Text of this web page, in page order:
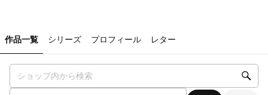
作品一覧 シリーズ プロフィール レター